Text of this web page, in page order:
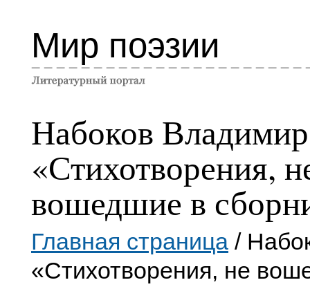
Мир поэзии
Набоков Владимир
«Стихотворения,
вошедшие в
Главная страница /
«Стихотворения, не